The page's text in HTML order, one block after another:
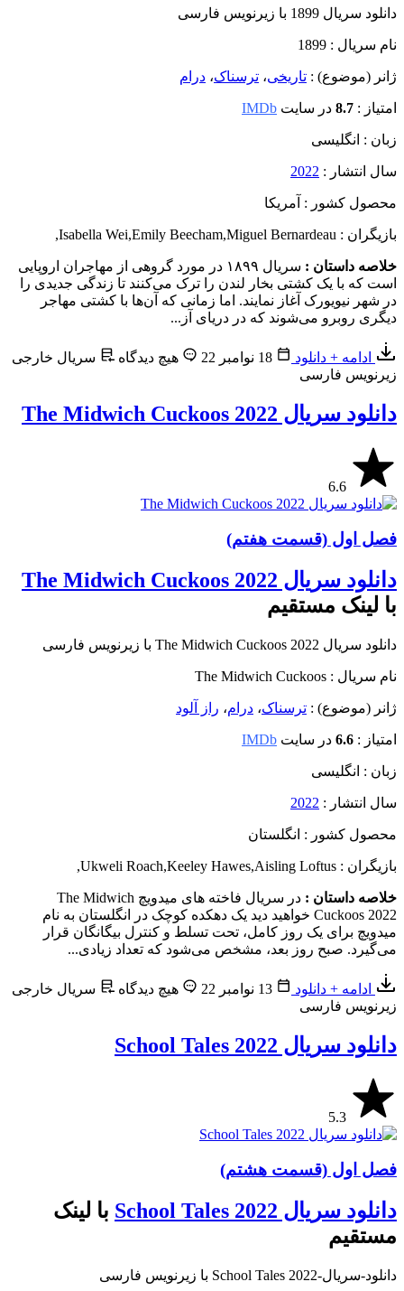
دانلود سریال 1899 با زیرنویس فارسی
نام سریال : 1899
ژانر (موضوع) : تاریخی، ترسناک، درام
امتیاز : 8.7 در سایت IMDb
زبان : انگلیسی
سال انتشار : 2022
محصول کشور : آمریکا
بازیگران : Isabella Wei ,Emily Beecham,Miguel Bernardeau
,
خلاصه داستان :
سریال ۱۸۹۹ در مورد گروهی از مهاجران اروپایی
است که با یک کشتی بخار لندن را ترک می‌کنند تا زندگی جدیدی را
در شهر نیویورک آغاز نمایند. اما زمانی که آن‌ها با کشتی مهاجر
دیگری روبرو می‌شوند که در دریای آز...
ادامه + دانلود هیچ دیدگاه
سریال خارجی
زیرنویس فارسی
دانلود سریال The Midwich Cuckoos 2022
6.6
فصل اول (قسمت هفتم)
دانلود سریال The Midwich Cuckoos 2022
با لینک مستقیم
دانلود سریال The Midwich Cuckoos 2022 با زیرنویس فارسی
نام سریال : The Midwich Cuckoos
ژانر (موضوع) : ترسناک، درام، راز آلود
امتیاز : 6.6 در سایت IMDb
زبان : انگلیسی
سال انتشار : 2022
محصول کشور : انگلستان
بازیگران : Ukweli Roach ,Keeley Hawes,Aisling Loftus
,
خلاصه داستان :
در سریال فاخته های میدویچ The Midwich
Cuckoos 2022 خواهید دید یک دهکده کوچک در انگلستان به نام
میدویچ برای یک روز کامل، تحت تسلط و کنترل بیگانگان قرار
می‌گیرد. صبح روز بعد، مشخص می‌شود که تعداد زیادی...
ادامه + دانلود هیچ دیدگاه
سریال خارجی
زیرنویس فارسی
دانلود سریال School Tales 2022
5.3
فصل اول (قسمت هشتم)
دانلود سریال School Tales 2022
با لینک
مستقیم
دانلود-سریال-School Tales 2022 با زیرنویس فارسی